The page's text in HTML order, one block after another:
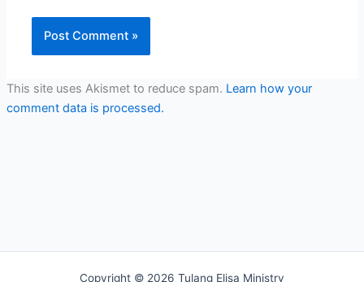
This site uses Akismet to reduce spam. Learn how your
comment data is processed.
Copyright © 2026 Tulang Elisa Ministry